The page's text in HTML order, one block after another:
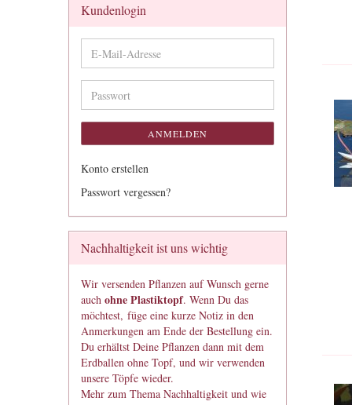
Kundenlogin
E-
Mail-
Adresse
Passwort
ANMELDEN
Konto erstellen
Passwort vergessen?
Nachhaltigkeit ist uns wichtig
Wir versenden Pflanzen auf Wunsch gerne
auch ohne Plastiktopf. Wenn Du das
möchtest, füge eine kurze Notiz in den
Anmerkungen am Ende der Bestellung ein.
Du erhältst Deine Pflanzen dann mit dem
Erdballen ohne Topf, und wir verwenden
unsere Töpfe wieder.
Mehr zum Thema Nachhaltigkeit und wie